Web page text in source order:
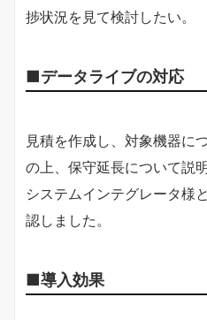
捗状況を見て検討したい。
■データライブの対応
見積を作成し、対象機器に
の上、保守延長について説
システムインテグレータ様
認しました。
■導入効果